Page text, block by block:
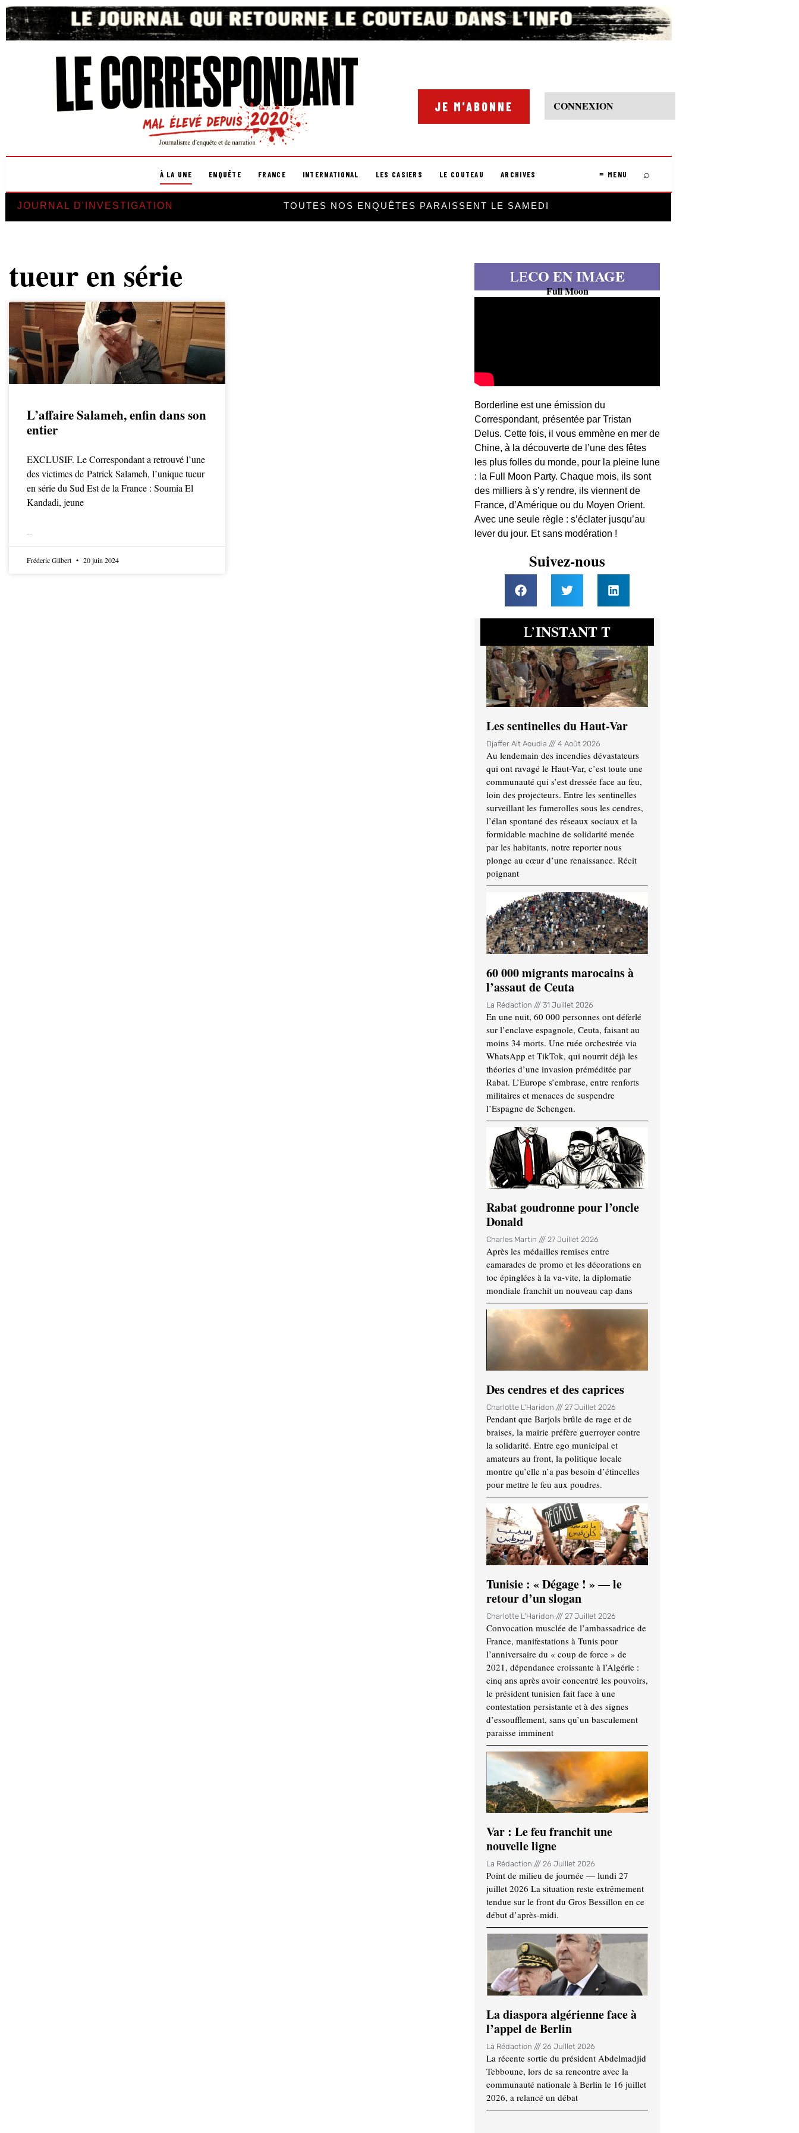
JE M'ABONNE CONNEXION
À LA UNE ENQUÊTE FRANCE INTERNATIONAL LES CASIERS LE COUTEAU ARCHIVES ≡ MENU ⌕
JOURNAL D'INVESTIGATION TOUTES NOS ENQUÊTES PARAISSENT LE SAMEDI
tueur en série
L’affaire Salameh, enfin dans son
entier
EXCLUSIF. Le Correspondant a retrouvé l’une
des victimes de Patrick Salameh, l’unique tueur
en série du Sud Est de la France : Soumia El
Kandadi, jeune
Fréderic Gilbert 20 juin 2024
LECO EN IMAGE
Full Moon
Borderline est une émission du
Correspondant, présentée par Tristan
Delus. Cette fois, il vous emmène en mer de
Chine, à la découverte de l’une des fêtes
les plus folles du monde, pour la pleine lune
: la Full Moon Party. Chaque mois, ils sont
des milliers à s’y rendre, ils viennent de
France, d’Amérique ou du Moyen Orient.
Avec une seule règle : s’éclater jusqu’au
lever du jour. Et sans modération !
Suivez-nous
L’INSTANT T
Les sentinelles du Haut-Var
Djaffer Ait Aoudia 4 Août 2026
Au lendemain des incendies dévastateurs
qui ont ravagé le Haut-Var, c’est toute une
communauté qui s’est dressée face au feu,
loin des projecteurs. Entre les sentinelles
surveillant les fumerolles sous les cendres,
l’élan spontané des réseaux sociaux et la
formidable machine de solidarité menée
par les habitants, notre reporter nous
plonge au cœur d’une renaissance. Récit
poignant
60 000 migrants marocains à
l’assaut de Ceuta
La Rédaction 31 Juillet 2026
En une nuit, 60 000 personnes ont déferlé
sur l’enclave espagnole, Ceuta, faisant au
moins 34 morts. Une ruée orchestrée via
WhatsApp et TikTok, qui nourrit déjà les
théories d’une invasion préméditée par
Rabat. L’Europe s’embrase, entre renforts
militaires et menaces de suspendre
l’Espagne de Schengen.
Rabat goudronne pour l’oncle
Donald
Charles Martin 27 Juillet 2026
Après les médailles remises entre
camarades de promo et les décorations en
toc épinglées à la va-vite, la diplomatie
mondiale franchit un nouveau cap dans
Des cendres et des caprices
Charlotte L'Haridon 27 Juillet 2026
Pendant que Barjols brûle de rage et de
braises, la mairie préfère guerroyer contre
la solidarité. Entre ego municipal et
amateurs au front, la politique locale
montre qu’elle n’a pas besoin d’étincelles
pour mettre le feu aux poudres.
Tunisie : « Dégage ! » — le
retour d’un slogan
Charlotte L'Haridon 27 Juillet 2026
Convocation musclée de l’ambassadrice de
France, manifestations à Tunis pour
l’anniversaire du « coup de force » de
2021, dépendance croissante à l’Algérie :
cinq ans après avoir concentré les pouvoirs,
le président tunisien fait face à une
contestation persistante et à des signes
d’essoufflement, sans qu’un basculement
paraisse imminent
Var : Le feu franchit une
nouvelle ligne
La Rédaction 26 Juillet 2026
Point de milieu de journée — lundi 27
juillet 2026 La situation reste extrêmement
tendue sur le front du Gros Bessillon en ce
début d’après-midi.
La diaspora algérienne face à
l’appel de Berlin
La Rédaction 26 Juillet 2026
La récente sortie du président Abdelmadjid
Tebboune, lors de sa rencontre avec la
communauté nationale à Berlin le 16 juillet
2026, a relancé un débat